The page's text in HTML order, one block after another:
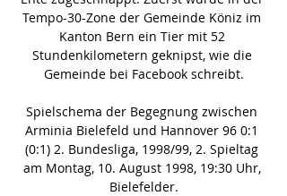
Tempo-30-Zone der Gemeinde Köniz im
Kanton Bern ein Tier mit 52
Stundenkilometern geknipst, wie die
Gemeinde bei Facebook schreibt.
Spielschema der Begegnung zwischen
Arminia Bielefeld und Hannover 96 0:1
(0:1) 2. Bundesliga, 1998/99, 2. Spieltag
am Montag, 10. August 1998, 19:30 Uhr,
Bielefelder.